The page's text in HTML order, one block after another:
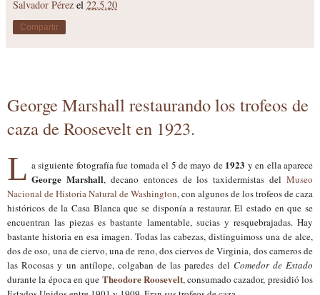
Salvador Pérez el 22.5.20
Compartir
George Marshall restaurando los trofeos de
caza de Roosevelt en 1923.
L a siguiente fotografía fue tomada el 5 de mayo de 1923 y en ella aparece
George Marshall, decano entonces de los taxidermistas del Museo
Nacional de Historia Natural de Washington, con algunos de los trofeos de caza
históricos de la Casa Blanca que se disponía a restaurar. El estado en que se
encuentran las piezas es bastante lamentable, sucias y resquebrajadas. Hay
bastante historia en esa imagen. Todas las cabezas, distinguimoss una de alce,
dos de oso, una de ciervo, una de reno, dos ciervos de Virginia, dos carneros de
las Rocosas y un antílope, colgaban de las paredes del Comedor de Estado
durante la época en que Theodore Roosevelt, consumado cazador, presidió los